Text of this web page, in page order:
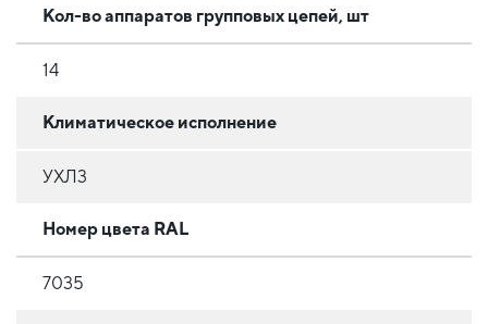
Кол-во аппаратов групповых цепей, шт
14
Климатическое исполнение
УХЛ3
Номер цвета RAL
7035